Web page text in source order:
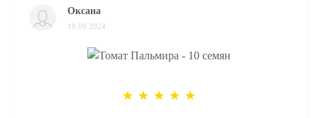
Оксана
19.09.2024